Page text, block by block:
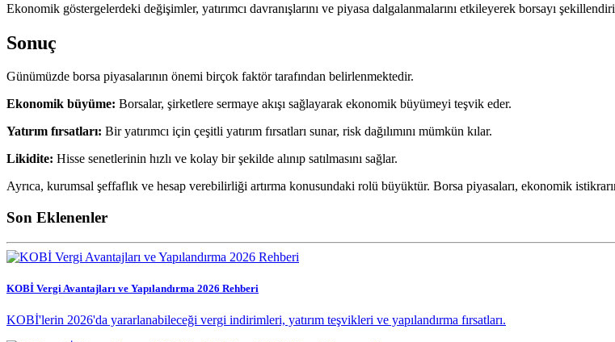
Ekonomik göstergelerdeki değişimler, yatırımcı davranışlarını ve piyasa dalgalanmalarını etkileyerek borsayı
Sonuç
Günümüzde borsa piyasalarının önemi birçok faktör tarafından belirlenmektedir.
Ekonomik büyüme: Borsalar, şirketlere sermaye akışı sağlayarak ekonomik büyümeyi teşvik eder.
Yatırım fırsatları: Bir yatırımcı için çeşitli yatırım fırsatları sunar, risk dağılımını mümkün kılar.
Likidite: Hisse senetlerinin hızlı ve kolay bir şekilde alınıp satılmasını sağlar.
Ayrıca, kurumsal şeffaflık ve hesap verebilirliği artırma konusundaki rolü büyüktür. Borsa piyasaları, ekonomik
Son Eklenenler
KOBİ Vergi Avantajları ve Yapılandırma 2026 Rehberi
KOBİ'lerin 2026'da yararlanabileceği vergi indirimleri, yatırım teşvikleri ve yapılandırma fırsatları.